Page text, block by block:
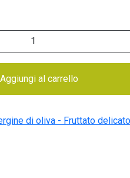
Aggiungi al carrello
di oliva - Fruttato delicato